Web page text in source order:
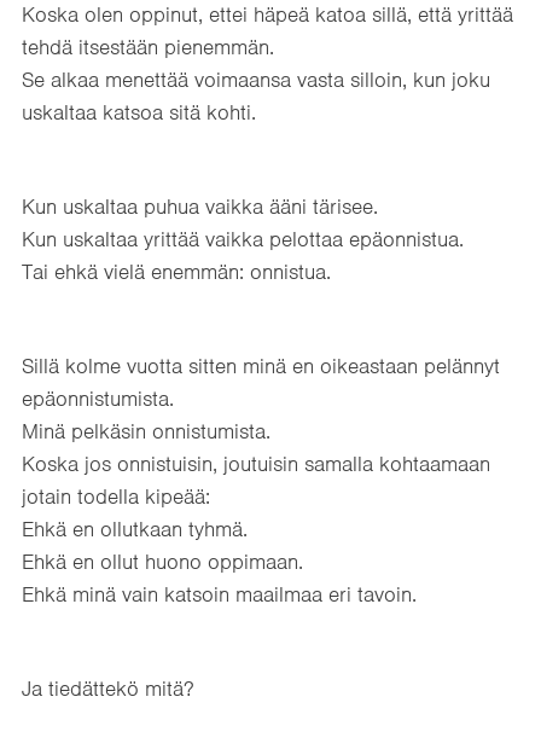
Koska olen oppinut, ettei häpeä katoa sillä, että yrittää
tehdä itsestään pienemmän.
Se alkaa menettää voimaansa vasta silloin, kun joku
uskaltaa katsoa sitä kohti.
Kun uskaltaa puhua vaikka ääni tärisee.
Kun uskaltaa yrittää vaikka pelottaa epäonnistua.
Tai ehkä vielä enemmän: onnistua.
Sillä kolme vuotta sitten minä en oikeastaan pelännyt
epäonnistumista.
Minä pelkäsin onnistumista.
Koska jos onnistuisin, joutuisin samalla kohtaamaan
jotain todella kipeää:
Ehkä en ollutkaan tyhmä.
Ehkä en ollut huono oppimaan.
Ehkä minä vain katsoin maailmaa eri tavoin.
Ja tiedättekö mitä?